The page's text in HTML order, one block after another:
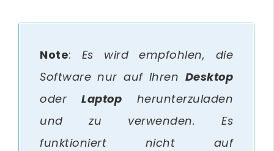
Note: Es wird empfohlen, die
Software nur auf Ihren Desktop
oderLaptop herunterzuladen
und zu verwenden. Es
funktioniert nicht auf